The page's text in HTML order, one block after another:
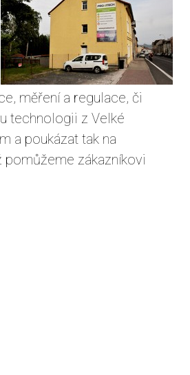
měření a regulace, či
technologii z Velké
a poukázat tak na
zákazníkovi